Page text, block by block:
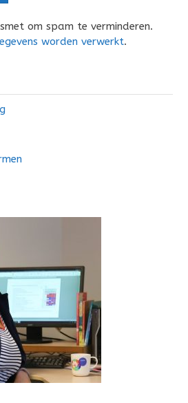
om spam te verminderen.
worden verwerkt.